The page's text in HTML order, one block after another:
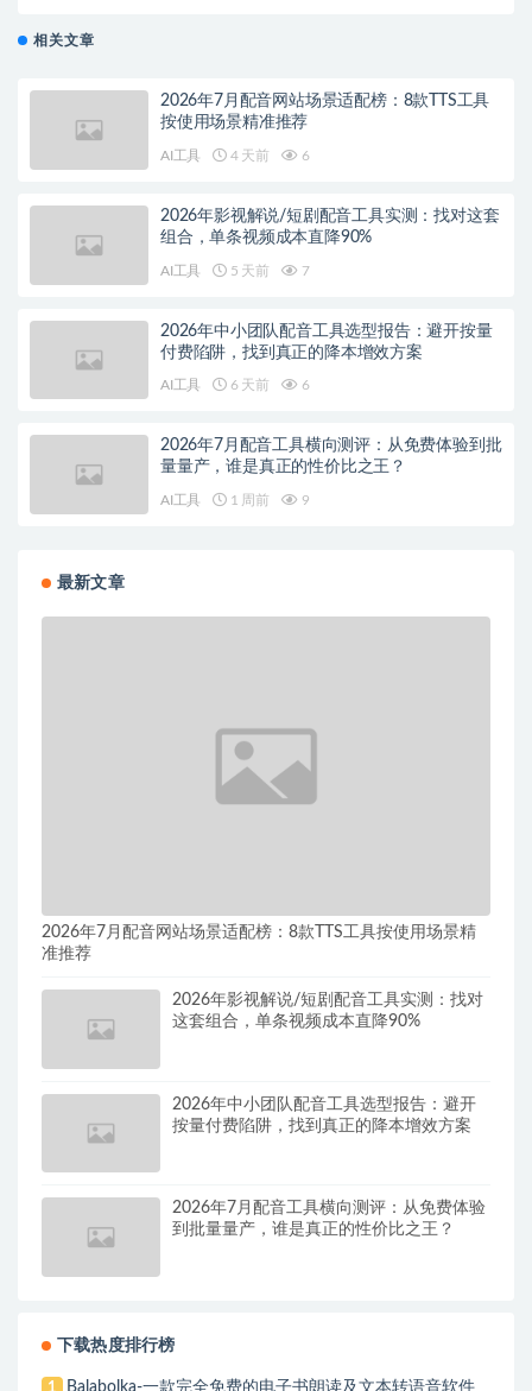
相关文章
2026年7月配音网站场景适配榜：8款TTS工具
按使用场景精准推荐
AI工具 4 天前 6
2026年影视解说/短剧配音工具实测：找对这套
组合，单条视频成本直降90%
AI工具 5 天前 7
2026年中小团队配音工具选型报告：避开按量
付费陷阱，找到真正的降本增效方案
AI工具 6 天前 6
2026年7月配音工具横向测评：从免费体验到批
量量产，谁是真正的性价比之王？
AI工具 1 周前 9
最新文章
2026年7月配音网站场景适配榜：8款TTS工具按使用场景精
准推荐
2026年影视解说/短剧配音工具实测：找对
这套组合，单条视频成本直降90%
2026年中小团队配音工具选型报告：避开
按量付费陷阱，找到真正的降本增效方案
2026年7月配音工具横向测评：从免费体验
到批量量产，谁是真正的性价比之王？
下载热度排行榜
1 Balabolka-一款完全免费的电子书朗读及文本转语音软件